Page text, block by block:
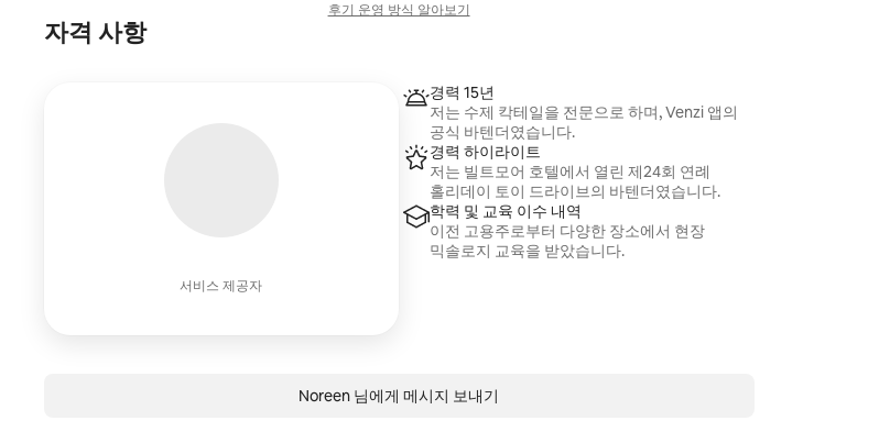
후기 운영 방식 알아보기
자격 사항
서비스 제공자
경력 15년
저는 수제 칵테일을 전문으로 하며, Venzi 앱의
공식 바텐더였습니다.
경력 하이라이트
저는 빌트모어 호텔에서 열린 제24회 연례
홀리데이 토이 드라이브의 바텐더였습니다.
학력 및 교육 이수 내역
이전 고용주로부터 다양한 장소에서 현장
믹솔로지 교육을 받았습니다.
Noreen 님에게 메시지 보내기